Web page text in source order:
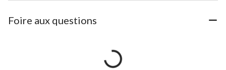
Foire aux questions